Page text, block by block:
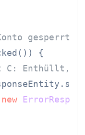
gesperrt
{
C: Enthüllt,
new